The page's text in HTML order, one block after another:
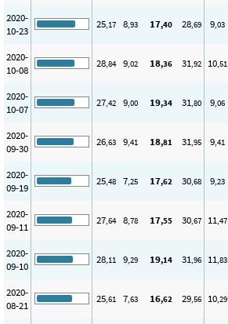
2020-
10-23
25,17 8,93 17,40 28,69 9,03
2020-
10-08
28,84 9,02 18,36 31,92 10,51
2020-
10-07
27,42 9,00 19,34 31,80 9,06
2020-
09-30
26,63 9,41 18,81 31,95 9,41
2020-
09-19
25,48 7,25 17,62 30,68 9,23
2020-
09-11
27,64 8,78 17,55 30,67 11,47
2020-
09-10
28,11 9,29 19,14 31,96 11,83
2020-
08-21
25,61 7,63 16,62 29,56 10,29